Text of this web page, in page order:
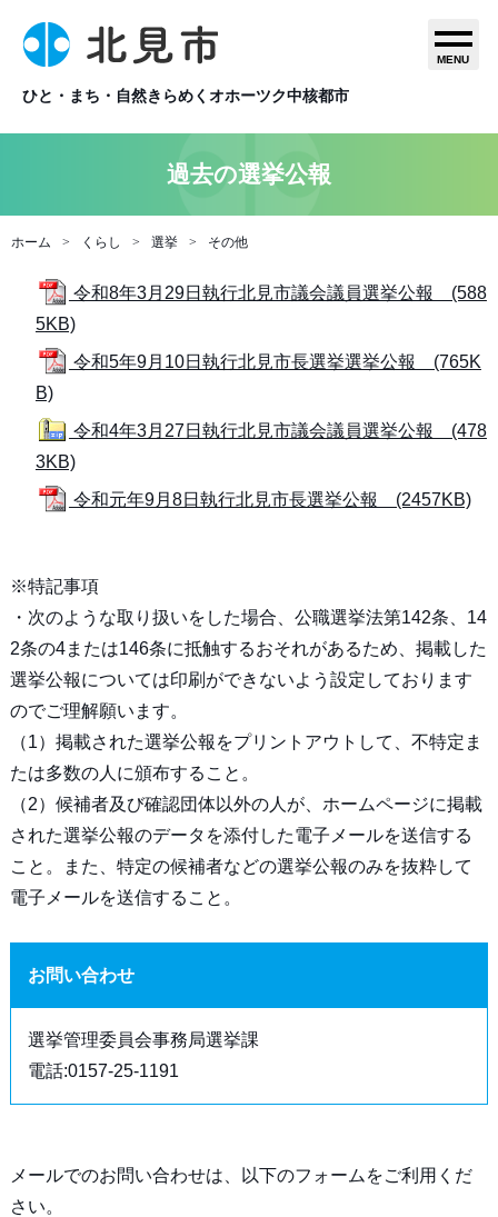
ひと・まち・自然きらめくオホーツク中核都市
MENU
過去の選挙公報
ホーム くらし 選挙 その他
令和8年3月29日執行北見市議会議員選挙公報 (588
5KB)
令和5年9月10日執行北見市長選挙選挙公報 (765K
B)
令和4年3月27日執行北見市議会議員選挙公報 (478
3KB)
令和元年9月8日執行北見市長選挙公報 (2457KB)
※特記事項
・次のような取り扱いをした場合、公職選挙法第142条、14
2条の4または146条に抵触するおそれがあるため、掲載した
選挙公報については印刷ができないよう設定しております
のでご理解願います。
（1）掲載された選挙公報をプリントアウトして、不特定ま
たは多数の人に頒布すること。
（2）候補者及び確認団体以外の人が、ホームページに掲載
された選挙公報のデータを添付した電子メールを送信する
こと。また、特定の候補者などの選挙公報のみを抜粋して
電子メールを送信すること。
お問い合わせ
選挙管理委員会事務局選挙課
電話:0157-25-1191
メールでのお問い合わせは、以下のフォームをご利用くだ
さい。